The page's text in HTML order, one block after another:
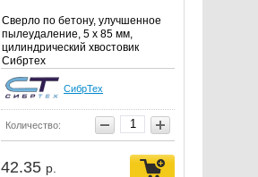
Сверло по бетону, улучшенное
пылеудаление, 5 х 85 мм,
цилиндрический хвостовик
Сибртех
СибрТех
Количество:
42.35 р.